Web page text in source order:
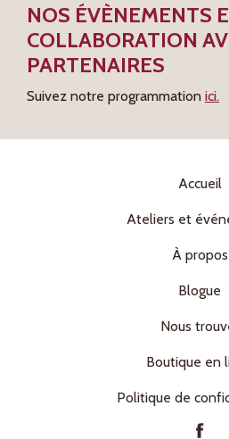
NOS ÉVÈNEMENTS
COLLABORATION
PARTENAIRES
Suivez notre programmation ici.
Accueil
Ateliers et
À propos
Blogue
Nous
Boutique en
Politique de